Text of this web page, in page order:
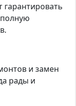
и замен
рады и